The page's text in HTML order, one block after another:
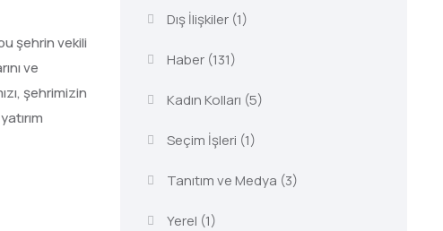
şehrin vekili
ve
şehrimizin
Dış İlişkiler(1)
Haber(131)
Kadın Kolları (5)
Seçim İşleri (1)
Tanıtım ve Medya (3)
Yerel (1)